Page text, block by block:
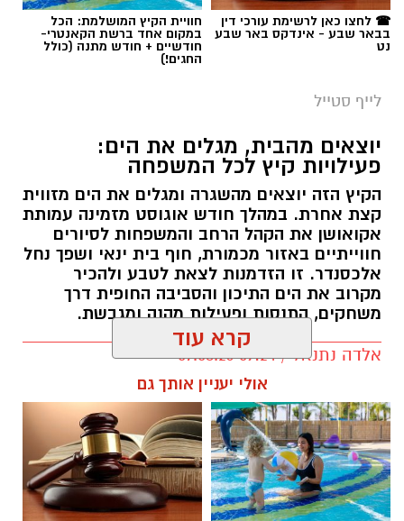
הקיץ הזה יוצאים מהשגרה ומגלים את הים מזווית
קצת אחרת. במהלך חודש אוגוסט מזמינה עמותת
אקואושן את הקהל הרחב והמשפחות לסיורים
אלכסנדר. זו הזדמנות לצאת לטבע ולהכיר
מקרוב את הים התיכון והסביבה החופית דרך
משחקים, התנסות ופעילות מהנה ומגבשת.
אלדה נתנאל / 09:24 07.08.26
תגים:טיול
קרא עוד
אולי יעניין אותך גם
חוויית הקיץ המושלמת: הכל
במקום אחד ברשת הקאנטרי-
חודשיים + חודש מתנה (כולל
☎ לחצו כאן לרשימת עורכי דין
בבאר שבע - אינדקס באר שבע
נט
לייף סטייל
חוויות לילה מיוחדות בשמורות הטבע
ובגנים הלאומיים ברחבי הארץ, עם